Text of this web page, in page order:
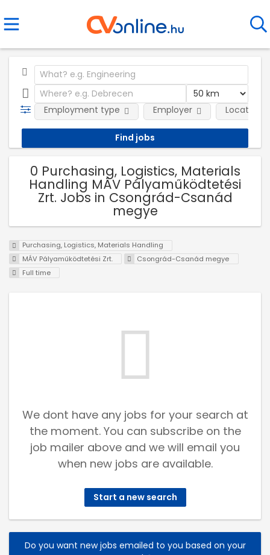
Employment type Employer Location
0 Purchasing, Logistics, Materials
Handling MÁV Pályaműködtetési
Zrt. Jobs in Csongrád-Csanád
megye
Purchasing, Logistics, Materials Handling
MÁV Pályaműködtetési Zrt.
Csongrád-Csanád megye
Full time
We dont have any jobs for your search at
the moment. You can subscribe on the
job mailer above and we will email you
when new jobs are available.
Start a new search
Do you want new jobs emailed to you based on your